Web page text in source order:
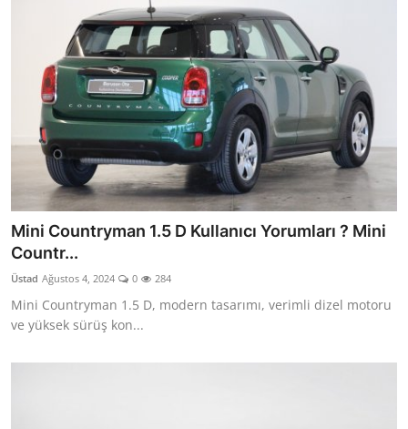
Mini Countryman 1.5 D Kullanıcı Yorumları ? Mini
Countr...
Üstad Ağustos 4, 2024 0 284
Mini Countryman 1.5 D, modern tasarımı, verimli dizel motoru
ve yüksek sürüş kon...